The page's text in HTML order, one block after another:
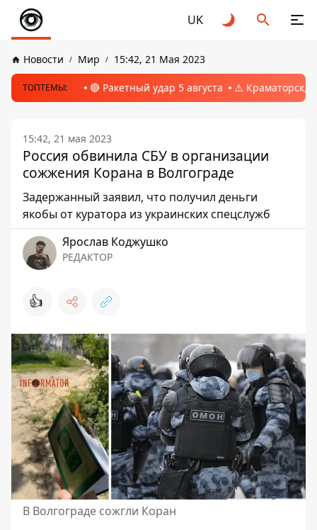
UK
Новости Мир 15:42, 21 Мая 2023
ТОПТЕМЫ: 🔴 Ракетный удар 5 августа ⚠️ Краматорск,
15:42, 21 мая 2023
Россия обвинила СБУ в организации
сожжения Корана в Волгограде
Задержанный заявил, что получил деньги
якобы от куратора из украинских спецслужб
Ярослав Коджушко
РЕДАКТОР
👍
В Волгограде сожгли Коран